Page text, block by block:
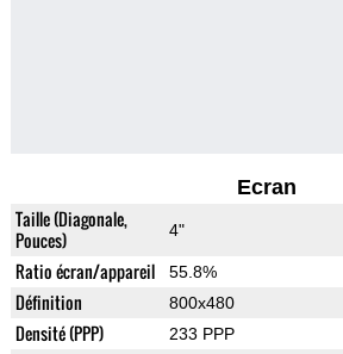
Ecran
Taille (Diagonale,
Pouces)
4"
Ratio écran/appareil 55.8%
Définition 800x480
Densité (PPP) 233 PPP